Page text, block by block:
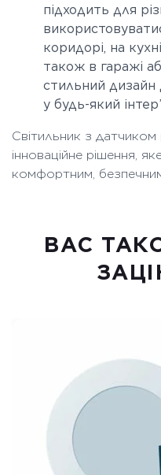
підходить для
коридорі, на
також в гаражі
стильний дизайн
у будь-який
Світильник з
інноваційне рішення,
комфортним,
ВАC